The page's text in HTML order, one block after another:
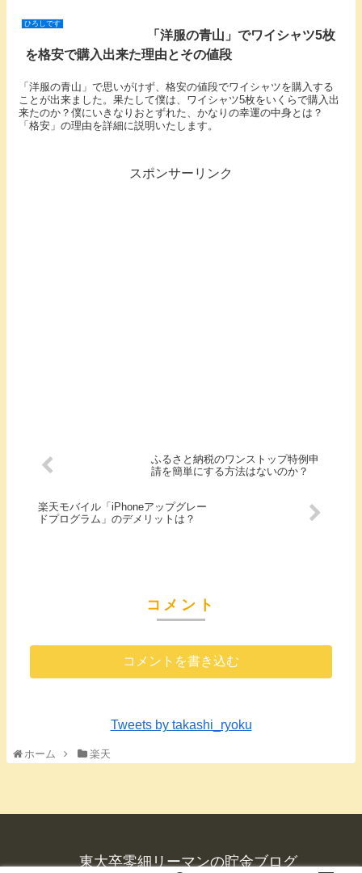
ひろしです
「洋服の青山」でワイシャツ5枚
を格安で購入出来た理由とその値段
「洋服の青山」で思いがけず、格安の値段でワイシャツを購入する
ことが出来ました。果たして僕は、ワイシャツ5枚をいくらで購入出
来たのか？僕にいきなりおとずれた、かなりの幸運の中身とは？
「格安」の理由を詳細に説明いたします。
スポンサーリンク
ふるさと納税のワンストップ特例申
請を簡単にする方法はないのか？
楽天モバイル「iPhoneアップグレー
ドプログラム」のデメリットは？
コメント
コメントを書き込む
Tweets by takashi_ryoku
ホーム 楽天
東大卒零細リーマンの貯金ブログ